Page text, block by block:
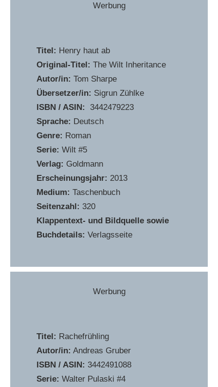
Werbung
Titel: Henry haut ab
Original-Titel: The Wilt Inheritance
Autor/in: Tom Sharpe
Übersetzer/in: Sigrun Zühlke
ISBN / ASIN:
‎ 3442479223
Sprache: Deutsch
Genre: Roman
Serie:Wilt #5
Verlag: Goldmann
Erscheinungsjahr: 2013
Medium: Taschenbuch
Seitenzahl:320
Klappentext- und Bildquelle sowie
Buchdetails: Verlagsseite
Werbung
Titel: Rachefrühling
Autor/in: Andreas Gruber
ISBN / ASIN: ‎3442491088
Serie:Walter Pulaski #4